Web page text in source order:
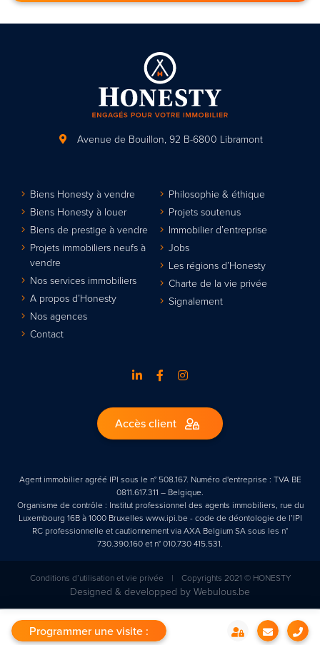
Programmer une visite :
Avenue de Bouillon, 92 B-6800 Libramont
Biens Honesty à vendre
Biens Honesty à louer
Biens de prestige à vendre
Projets immobiliers neufs à
vendre
Nos services immobiliers
A propos d’Honesty
Nos agences
Contact
Philosophie & éthique
Projets soutenus
Immobilier d’entreprise
Jobs
Les régions d’Honesty
Charte de la vie privée
Signalement
Accès client
Agent immobilier agréé IPI sous le n° 508.167. Numéro d'entreprise : TVA BE
0811.617.311 – Belgique.
Organisme de contrôle : Institut professionnel des agents immobiliers, rue du
Luxembourg 16B à 1000 Bruxelles www.ipi.be - code de déontologie de l’IPI
RC professionnelle et cautionnement via AXA Belgium SA sous les n°
730.390.160 et n° 010.730 415.531.
Conditions d’utilisation et vie privée | Copyrights 2021 © HONESTY
Designed & developped byWebulous.be